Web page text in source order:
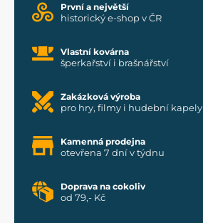
První a největší
historický e-shop v ČR
Vlastní kovárna
šperkařství i brašnářství
Zakázková výroba
pro hry, filmy i hudební kapely
Kamenná prodejna
otevřena 7 dní v týdnu
Doprava na cokoliv
od 79,- Kč